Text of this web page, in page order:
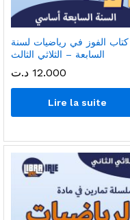
كتاب الفوز في رياضيات لسنة
السابعة – الثلاثي الثالث
12.000 د.ت
Lire la suite